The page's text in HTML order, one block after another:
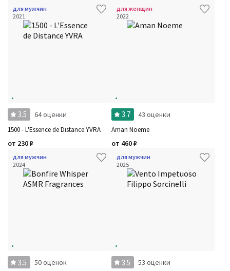
для мужчин
2021
3.5 64 оценки
1500 - L'Essence de Distance YVRA
от 230₽
для женщин
2022
3.7 43 оценки
Aman Noeme
от 460₽
для мужчин
2024
3.5 50 оценок
для мужчин
2025
3.5 53 оценки